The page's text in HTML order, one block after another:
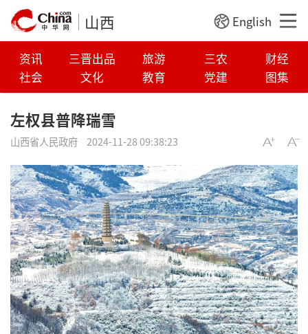
山西 English
资讯 三晋出品 旅游 三农
财经
社会
文化 教育 党建 图集
左权县普降瑞雪
山西省人民政府 2024-11-28 09:38:23